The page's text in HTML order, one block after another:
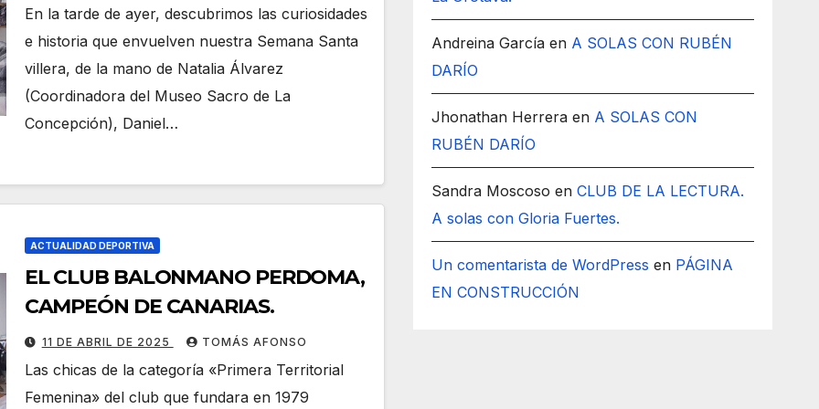
PASADO, ECOS DEL PRESENTE»,
CON DIEGO PÉREZ.
En la tarde de ayer, descubrimos las curiosidades
e historia que envuelven nuestra Semana Santa
villera, de la mano de Natalia Álvarez
(Coordinadora del Museo Sacro de La
Concepción), Daniel…
ACTUALIDAD DEPORTIVA
EL CLUB BALONMANO PERDOMA,
CAMPEÓN DE CANARIAS.
11 DE ABRIL DE 2025 TOMÁS AFONSO
Las chicas de la categoría «Primera Territorial
Femenina» del club que fundara en 1979
Andreina García en A SOLAS CON RUBÉN
DARÍO
Jhonathan Herrera en A SOLAS CON
RUBÉN DARÍO
Sandra Moscoso enCLUB DE LA LECTURA.
A solas con Gloria Fuertes.
Un comentarista de WordPress en PÁGINA
EN CONSTRUCCIÓN